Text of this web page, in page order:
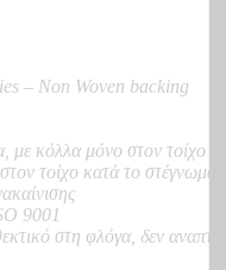
– Non Woven backing
με κόλλα μόνο στον τοίχο
τοίχο κατά το στέγνωμα
9001
στη φλόγα, δεν